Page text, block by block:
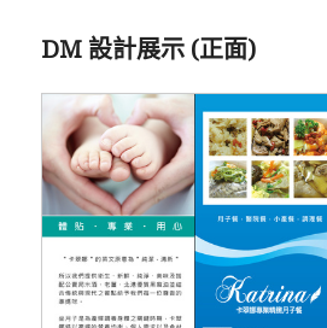
DM 設計展示 (正面)